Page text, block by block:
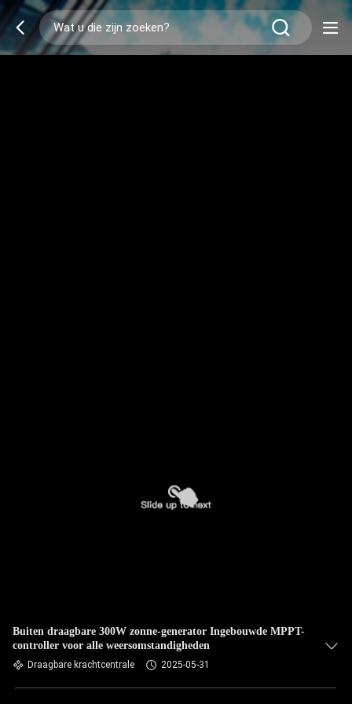
Buiten draagbare 300W zonne-generator Ingebouwde MPPT-
controller voor alle weersomstandigheden
Draagbare krachtcentrale 2025-05-31